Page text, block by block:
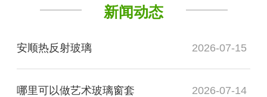
新闻动态
安顺热反射玻璃 2026-07-15
哪里可以做艺术玻璃窗套 2026-07-14